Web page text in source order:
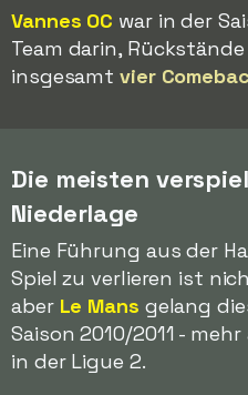
Vannes OC war in der
Team darin,
insgesamtvier
Die meisten
Niederlage
Eine Führung aus der
Spiel zu verlieren ist
aber Le Mans gelang
Saison 2010/2011 -
in der Ligue 2.